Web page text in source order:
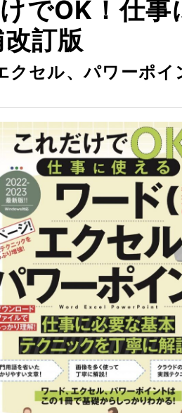
でOK！仕
改訂版
クセル、パワーポ